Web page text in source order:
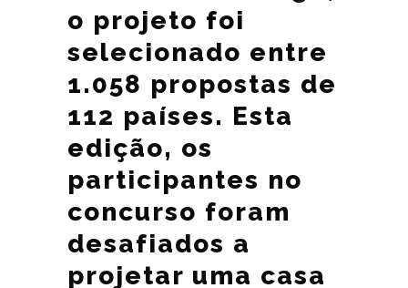
o projeto foi
selecionado entre
1.058 propostas de
112 países. Esta
edição, os
participantes no
concurso foram
desafiados a
projetar uma casa